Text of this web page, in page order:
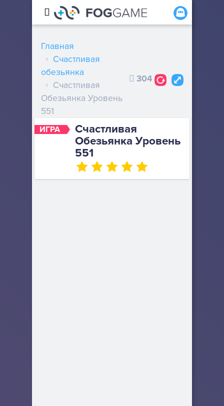
ИГРА
Счастливая
Обезьянка Уровень
551
Главная
Счастливая
обезьянка
Счастливая
Обезьянка Уровень
551
304